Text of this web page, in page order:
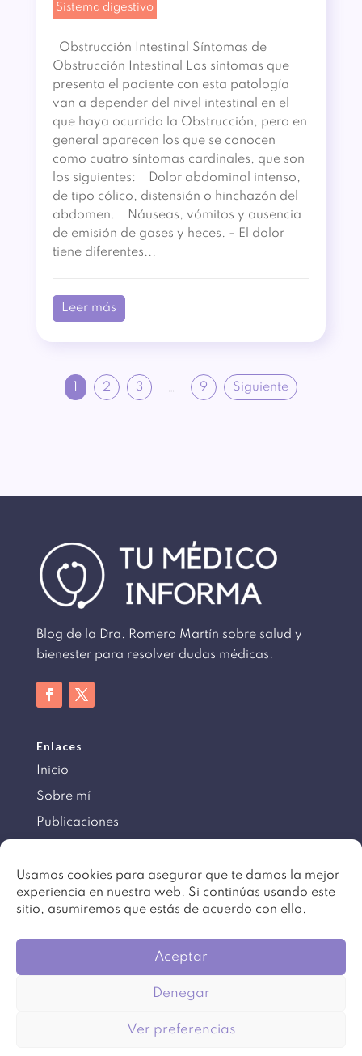
Usamos cookies para asegurar que te damos la mejor
experiencia en nuestra web. Si continúas usando este
sitio, asumiremos que estás de acuerdo con ello.
Aceptar
Denegar
Ver preferencias
Sistema digestivo
Obstrucción Intestinal Síntomas de
Obstrucción Intestinal Los síntomas que
presenta el paciente con esta patología
van a depender del nivel intestinal en el
que haya ocurrido la Obstrucción, pero en
general aparecen los que se conocen
como cuatro síntomas cardinales, que son
los siguientes: Dolor abdominal intenso,
de tipo cólico, distensión o hinchazón del
abdomen. Náuseas, vómitos y ausencia
de emisión de gases y heces. - El dolor
tiene diferentes...
Leer más
2 3 … 9 Siguiente
Blog de la Dra. Romero Martín sobre salud y
bienester para resolver dudas médicas.
Enlaces
Inicio
Sobre mí
Publicaciones
Información
Aviso legal
reservados. DiseñoBeartez